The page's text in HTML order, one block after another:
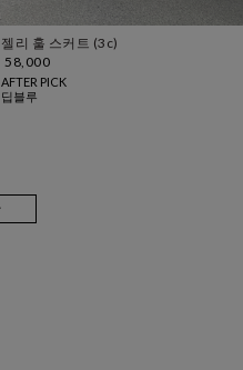
젤리 훌 스커트 (3c)
58,000
AFTER PICK
딥블루